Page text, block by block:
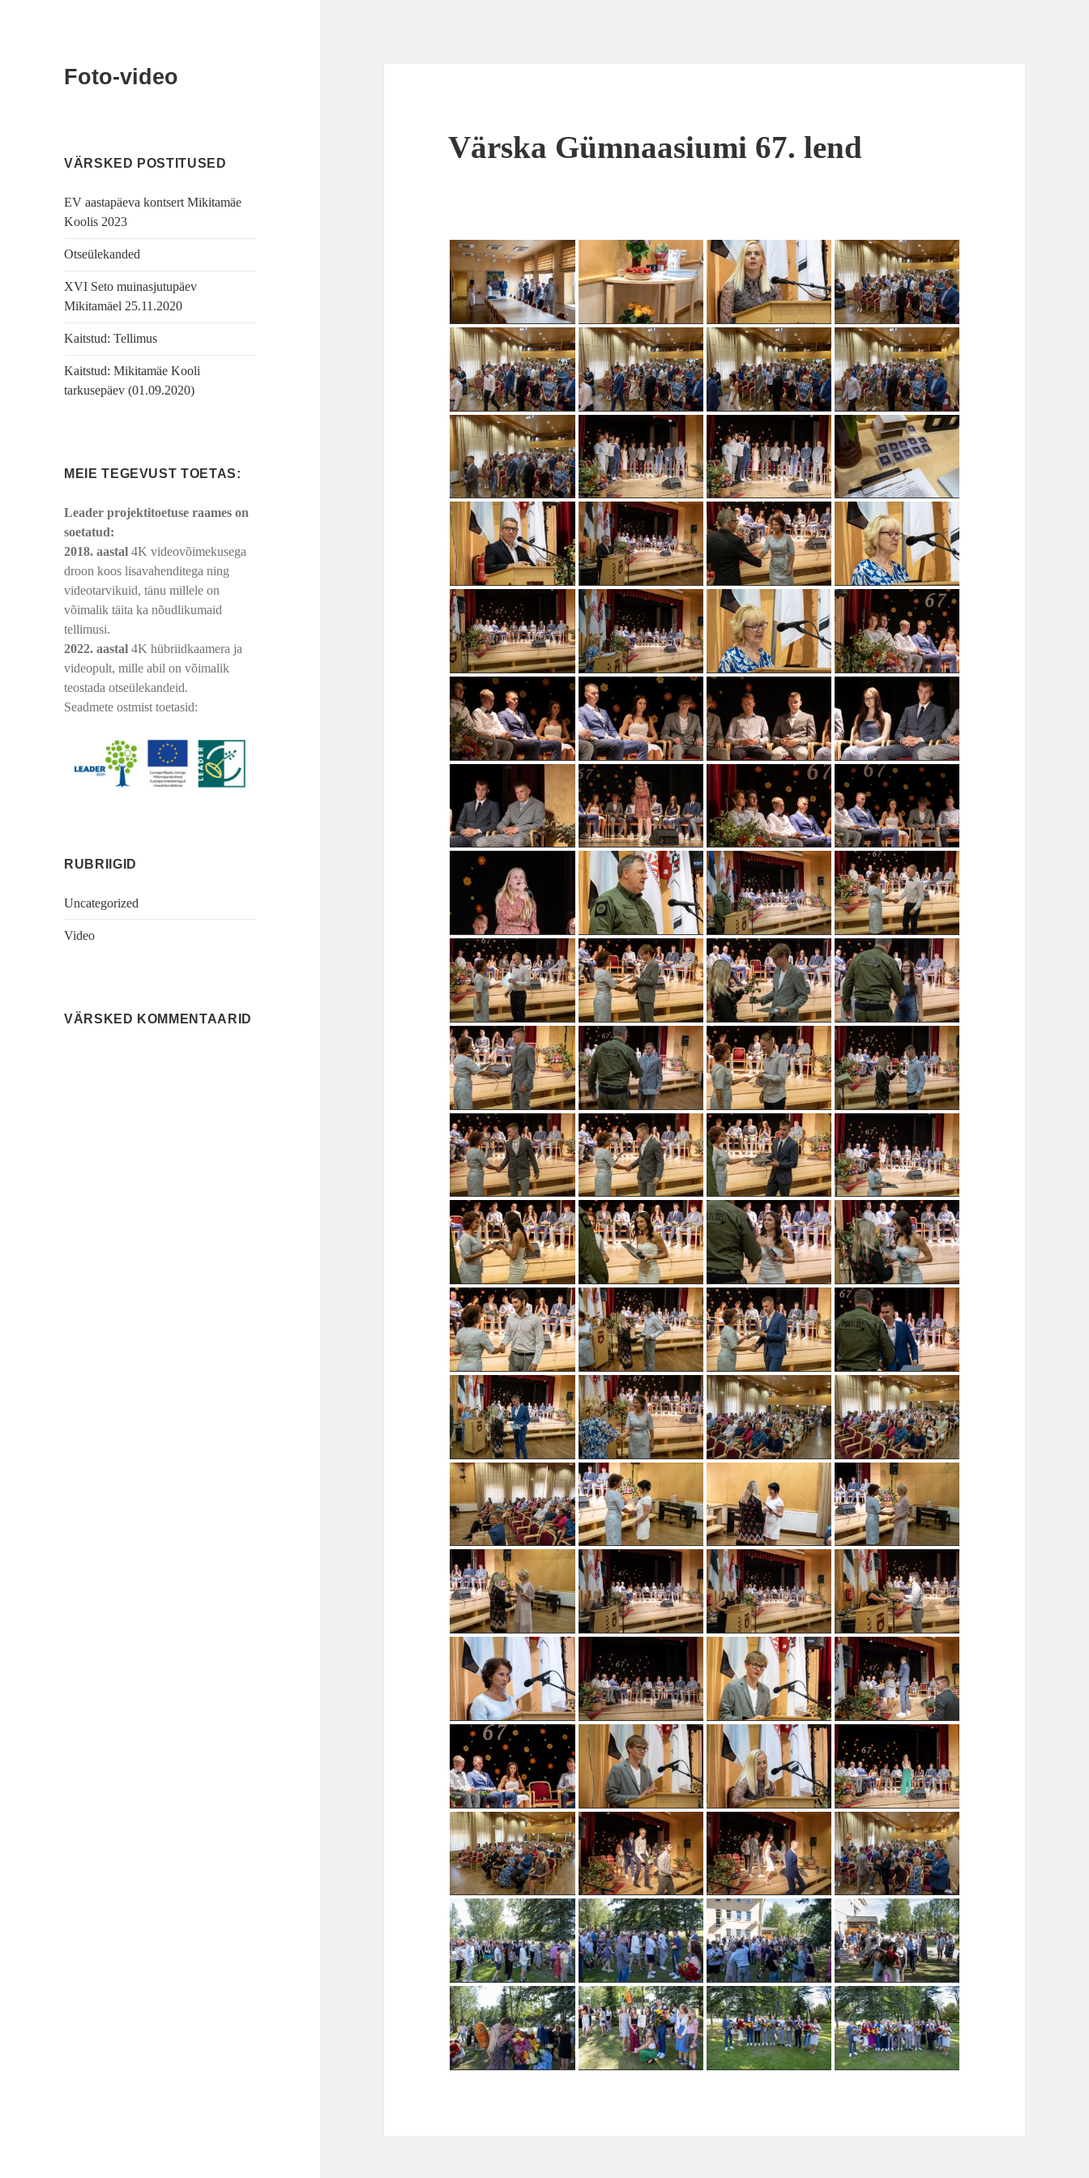
Foto-video
VÄRSKED POSTITUSED
EV aastapäeva kontsert Mikitamäe
Koolis 2023
Otseülekanded
XVI Seto muinasjutupäev
Mikitamäel 25.11.2020
Kaitstud: Tellimus
Kaitstud: Mikitamäe Kooli
tarkusepäev (01.09.2020)
MEIE TEGEVUST TOETAS:
Leader projektitoetuse raames on
soetatud:
2018. aastal 4K videovõimekusega
droon koos lisavahenditega ning
videotarvikuid, tänu millele on
võimalik täita ka nõudlikumaid
tellimusi.
2022. aastal 4K hübriidkaamera ja
videopult, mille abil on võimalik
teostada otseülekandeid.
Seadmete ostmist toetasid:
RUBRIIGID
Uncategorized
Video
VÄRSKED KOMMENTAARID
Värska Gümnaasiumi 67. lend